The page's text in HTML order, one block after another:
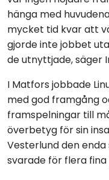
hänga med
mycket tid kvar att
gjorde inte jobbet
de utnyttjade, säger
I Matfors jobbade
med god framgång
framspelningar till
överbetyg för sin
Vesterlund den
svarade för flera